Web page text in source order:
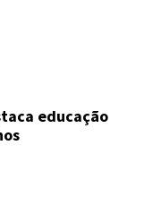
educação